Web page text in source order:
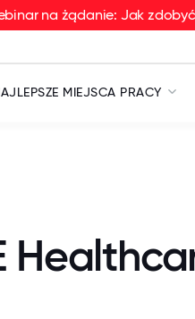
na żądanie: Jak
MIEJSCA PRACY